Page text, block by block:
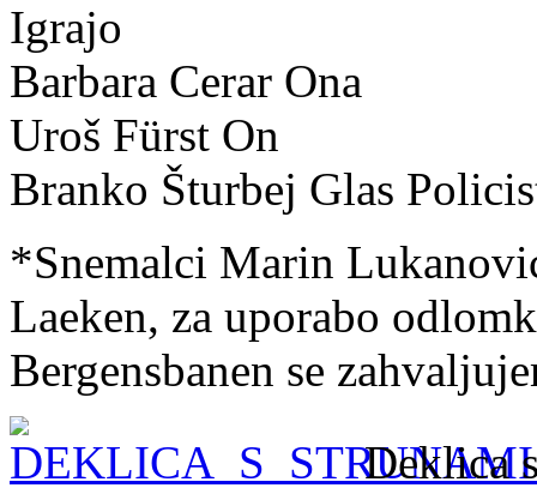
Igrajo
Barbara Cerar Ona
Uroš Fürst On
Branko Šturbej Glas
*Snemalci Marin
Laeken, za uporabo
Bergensbanen se
Deklica